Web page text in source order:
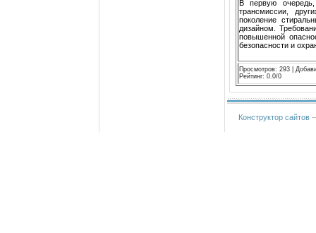
В первую очередь,
трансмиссии,
поколение
дизайном.
повышенной
безопасности и
Просмотров: 293
Рейтинг: 0.0/0
Конструктор сайтов